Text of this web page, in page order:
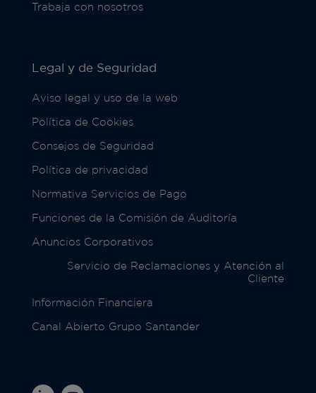
Trabaja con nosotros
Legal y de Seguridad
Aviso legal y uso de la web
Política de Cookies
Consejos de Seguridad
Política de privacidad
Normativa Servicios de Pago
Funciones de la Comisión de Auditoría
Anuncios Corporativos
Servicio de Reclamaciones y Atención al
Cliente
Información Financiera
Canal Abierto Grupo Santander